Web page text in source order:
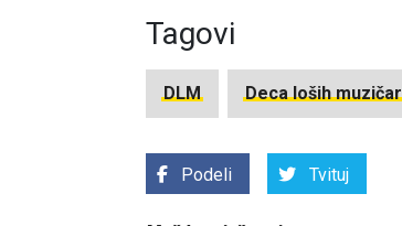
Tagovi
DLM Deca loših
Podeli Tvituj